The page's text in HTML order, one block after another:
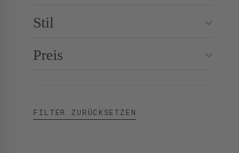
Stil
Preis
FILTER ZURÜCKSETZEN